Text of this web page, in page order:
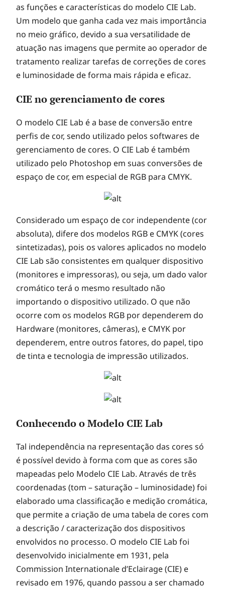
as funções e características do modelo CIE Lab.
Um modelo que ganha cada vez mais importância
no meio gráfico, devido a sua versatilidade de
atuação nas imagens que permite ao operador de
tratamento realizar tarefas de correções de cores
e luminosidade de forma mais rápida e eficaz.
CIE no gerenciamento de cores
O modelo CIE Lab é a base de conversão entre
perfis de cor, sendo utilizado pelos softwares de
gerenciamento de cores. O CIE Lab é também
utilizado pelo Photoshop em suas conversões de
espaço de cor, em especial de RGB para CMYK.
Considerado um espaço de cor independente (cor
absoluta), difere dos modelos RGB e CMYK (cores
sintetizadas), pois os valores aplicados no modelo
CIE Lab são consistentes em qualquer dispositivo
(monitores e impressoras), ou seja, um dado valor
cromático terá o mesmo resultado não
importando o dispositivo utilizado. O que não
ocorre com os modelos RGB por dependerem do
Hardware (monitores, câmeras), e CMYK por
dependerem, entre outros fatores, do papel, tipo
de tinta e tecnologia de impressão utilizados.
Conhecendo o Modelo CIE Lab
Tal independência na representação das cores só
é possível devido à forma com que as cores são
mapeadas pelo Modelo CIE Lab. Através de três
coordenadas (tom – saturação – luminosidade) foi
elaborado uma classificação e medição cromática,
que permite a criação de uma tabela de cores com
a descrição / caracterização dos dispositivos
envolvidos no processo. O modelo CIE Lab foi
desenvolvido inicialmente em 1931, pela
Commission Internationale d’Eclairage (CIE) e
revisado em 1976, quando passou a ser chamado